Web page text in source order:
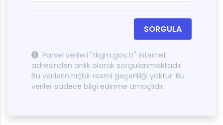
SORGULA
Parsel verileri "tkgm.gov.tr" internet
adresinden anlık olarak sorgulanmaktadır.
Bu verilerin hiçbir resmi geçerliliği yoktur. Bu
veriler sadece bilgi edinme amaçlıdır.